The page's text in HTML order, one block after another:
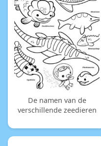
De namen van de
verschillende zeedieren